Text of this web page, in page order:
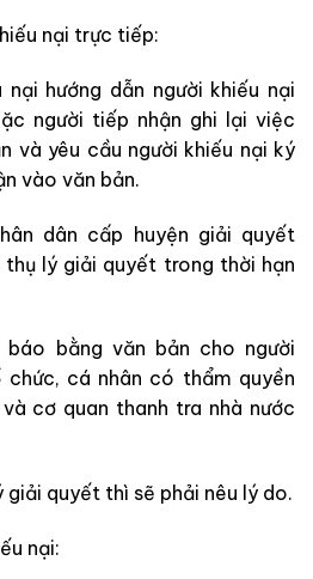
nại trực tiếp:
nại hướng dẫn người khiếu nại
người tiếp nhận ghi lại việc
và yêu cầu người khiếu nại ký
vào văn bản.
dân cấp huyện giải quyết
thụ lý giải quyết trong thời hạn
bằng văn bản cho người
chức, cá nhân có thẩm quyền
cơ quan thanh tra nhà nước
giải quyết thì sẽ phải nêu lý do.
nại: